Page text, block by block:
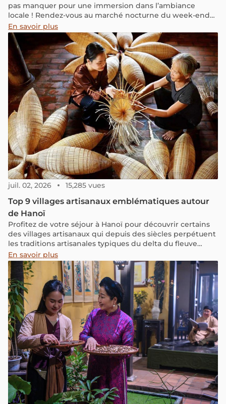
pas manquer pour une immersion dans l’ambiance
locale ! Rendez-vous au marché nocturne du week-end
lorsque vous êtes à Hanoï : il offre tout ce que vous
pouvez désirer, que ce soit une expérience touristique
animée ou une atmosphère authentiquement locale.
En savoir plus
juil. 02, 2026 15,285 vues
Top 9 villages artisanaux emblématiques autour
de Hanoï
Profitez de votre séjour à Hanoï pour découvrir certains
des villages artisanaux qui depuis des siècles perpétuent
les traditions artisanales typiques du delta du fleuve
Rouge.
En savoir plus